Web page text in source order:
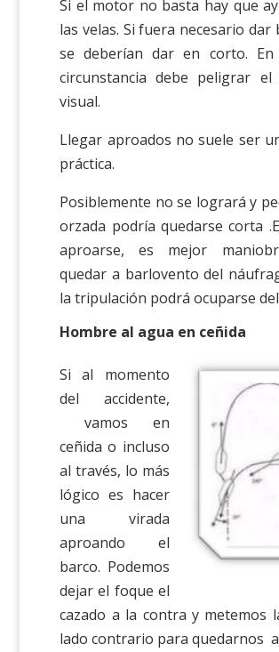
Si el motor no basta hay que
las velas. Si fuera necesario dar
se deberían dar en corto. En
circunstancia debe peligrar el
visual.
Llegar aproados no suele ser
práctica.
Posiblemente no se logrará y
orzada podría quedarse corta
aproarse, es mejor
quedar a barlovento del
la tripulación podrá ocuparse
Hombre al agua en ceñida
Si al momento
del accidente,
vamos en
ceñida o incluso
al través, lo más
lógico es hacer
una virada
aproando el
barco. Podemos
dejar el foque el
cazado a la contra y metemos
lado contrario para quedarnos a